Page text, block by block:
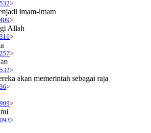
>
imam-imam
>
Allah
>
>
>
akan memerintah sebagai raja
>
>
>